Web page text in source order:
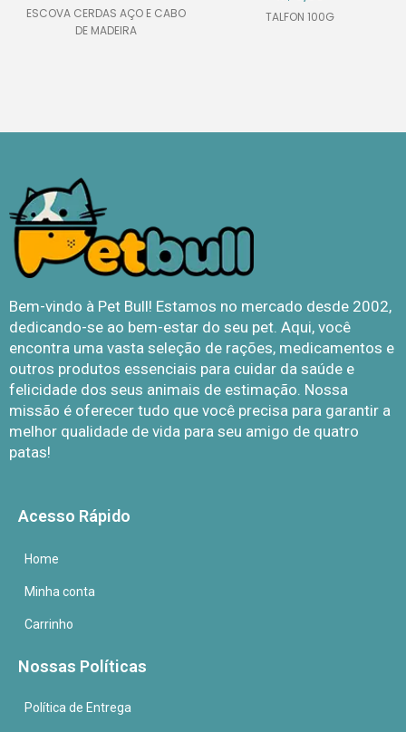
ESCOVA CERDAS AÇO E CABO
DE MADEIRA
TALFON 100G
Bem-vindo à Pet Bull! Estamos no mercado desde 2002,
dedicando-se ao bem-estar do seu pet. Aqui, você
encontra uma vasta seleção de rações, medicamentos e
outros produtos essenciais para cuidar da saúde e
felicidade dos seus animais de estimação. Nossa
missão é oferecer tudo que você precisa para garantir a
melhor qualidade de vida para seu amigo de quatro
patas!
Acesso Rápido
Home
Minha conta
Carrinho
Nossas Políticas
Política de Entrega